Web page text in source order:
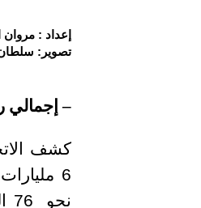
إعداد : مروان
تصوير:
– إجمالي راس
كشف
6 مليارات